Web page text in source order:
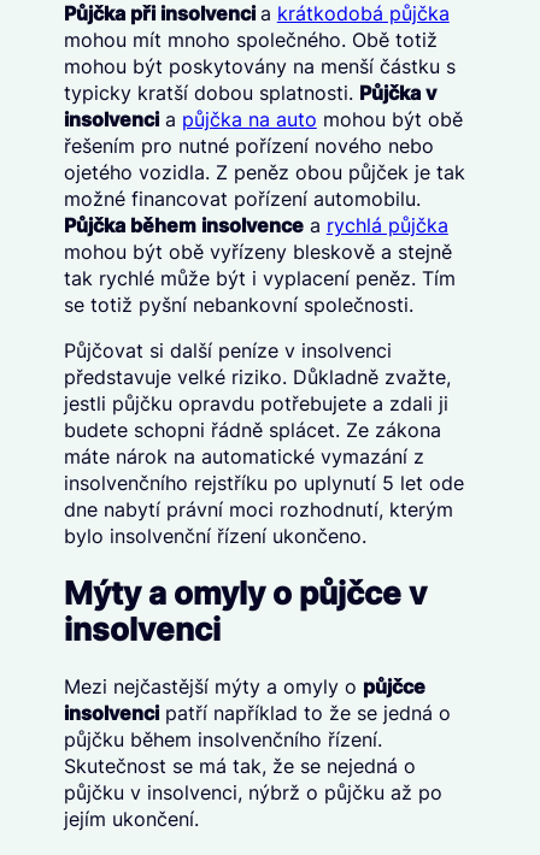
Půjčka při insolvenci a krátkodobá půjčka
mohou mít mnoho společného. Obě totiž
mohou být poskytovány na menší částku s
typicky kratší dobou splatnosti. Půjčka v
insolvencia půjčka na auto mohou být obě
řešením pro nutné pořízení nového nebo
ojetého vozidla. Z peněz obou půjček je tak
možné financovat pořízení automobilu.
Půjčka během insolvencea rychlá půjčka
mohou být obě vyřízeny bleskově a stejně
tak rychlé může být i vyplacení peněz. Tím
se totiž pyšní nebankovní společnosti.
Půjčovat si další peníze v insolvenci
představuje velké riziko. Důkladně zvažte,
jestli půjčku opravdu potřebujete a zdali ji
budete schopni řádně splácet. Ze zákona
máte nárok na automatické vymazání z
insolvenčního rejstříku po uplynutí 5 let ode
dne nabytí právní moci rozhodnutí, kterým
bylo insolvenční řízení ukončeno.
Mýty a omyly o půjčce v
insolvenci
Mezi nejčastější mýty a omyly o půjčce
insolvencipatří například to že se jedná o
půjčku během insolvenčního řízení.
Skutečnost se má tak, že se nejedná o
půjčku v insolvenci, nýbrž o půjčku až po
jejím ukončení.